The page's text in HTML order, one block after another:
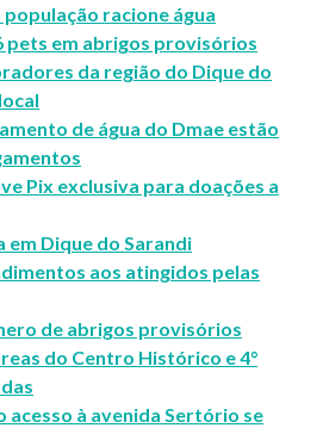
racione água
pets em abrigos provisórios
da região do Dique do
de água do Dmae estão
Pix exclusiva para doações a
Dique do Sarandi
aos atingidos pelas
de abrigos provisórios
do Centro Histórico e 4°
à avenida Sertório se